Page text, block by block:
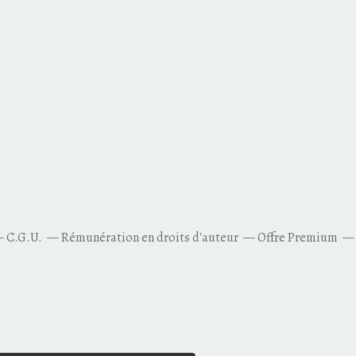
C.G.U. Rémunération en droits d'auteur Offre Premium